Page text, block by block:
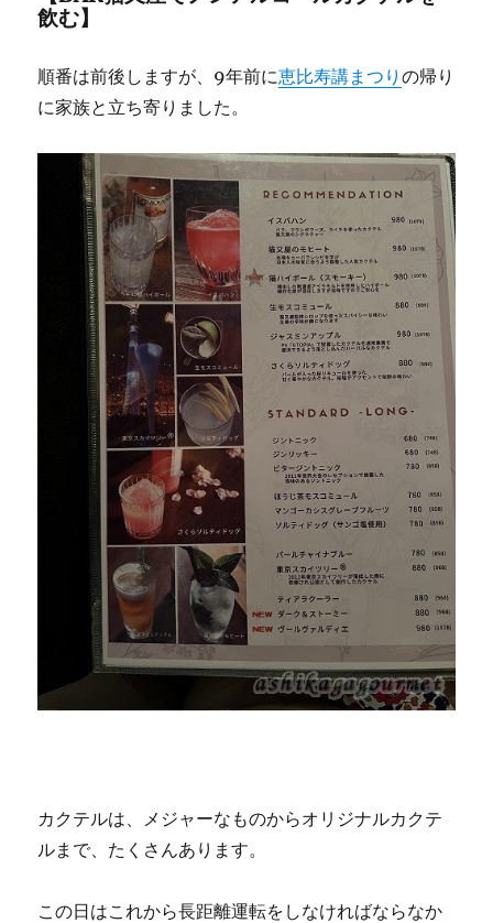
飲む】
順番は前後しますが、9年前に恵比寿講まつりの帰り
に家族と立ち寄りました。
カクテルは、メジャーなものからオリジナルカクテ
ルまで、たくさんあります。
この日はこれから長距離運転をしなければならなか